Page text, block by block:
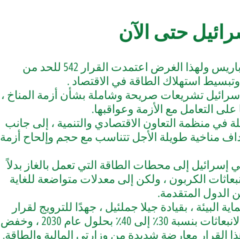
حتى الآن
ولهذا الغرض اعتمدت
القرار 542 للحد من
استهلاك الطاقة في الاقتصاد .
إسرائيل تشريعات صريحة وشاملة بشأن أزمة المناخ ،
التعامل مع الأزمة وعواقبها.
في منظمة التعاون الاقتصادي والتنمية ، إلى جانب
مناخية طويلة الأجل تتناسب مع حجم وإلحاح أزمة
إسرائيل إلى محطات الطاقة التي تعمل بالغاز بدلاً
الكربون ، ولكن إلى معدلات متواضعة للغاية
المتقدمة.
البيئة ، بقيادة جيلا جملئيل ، جهدًا للترويج لقرار
30٪ إلى 40٪ بحلول
عام 2030 ، وخفض